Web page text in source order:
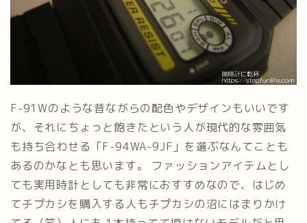
F-91Wのような昔ながらの配色やデザインもいいです
が、それにちょっと飽きたという人が現代的な雰囲気
も持ち合わせる「F-94WA-9JF」を選ぶなんてことも
あるのかなとも思います。 ファッションアイテムとし
ても実用時計としても非常におすすめなので、はじめ
てチプカシを購入する人もチプカシの沼にはまりかけ